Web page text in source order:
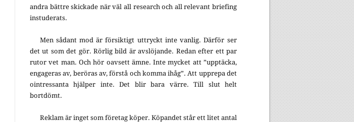
andra bättre skickade när väl all research och all relevant briefing
instuderats.
Men sådant mod är försiktigt uttryckt inte vanlig. Därför ser
det ut som det gör. Rörlig bild är avslöjande. Redan efter ett par
rutor vet man. Och hör oavsett ämne. Inte mycket att ”upptäcka,
engageras av, beröras av, förstå och komma ihåg”. Att upprepa det
ointressanta hjälper inte. Det blir bara värre. Till slut helt
bortdömt.
Reklam är inget som företag köper. Köpandet står ett litet antal